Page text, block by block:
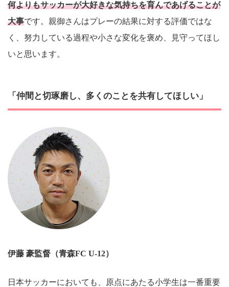
何よりもサッカーが大好きな気持ちを育んであげることが
大事です。親御さんはプレーの結果に対する評価ではな
く、努力している過程や小さな変化を褒め、見守ってほし
いと思います。
「仲間と切琢磨し、多くのことを共有してほしい」
伊藤 豪監督（青森FC U-12）
日本サッカーにおいても、原点にあたる小学生は一番重要